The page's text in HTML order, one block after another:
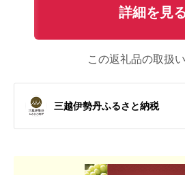
詳細を見る
この返礼品の取扱
三越伊勢丹ふるさと納税